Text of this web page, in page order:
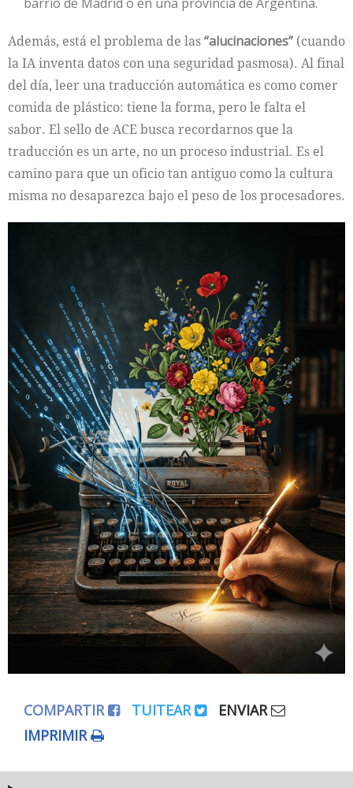
Además, está el problema de las“alucinaciones” (cuando
la IA inventa datos con una seguridad pasmosa). Al final
del día, leer una traducción automática es como comer
comida de plástico: tiene la forma, pero le falta el
sabor. El sello de ACE busca recordarnos que la
traducción es un arte, no un proceso industrial. Es el
camino para que un oficio tan antiguo como la cultura
misma no desaparezca bajo el peso de los procesadores.
COMPARTIR TUITEAR
ENVIAR
IMPRIMIR